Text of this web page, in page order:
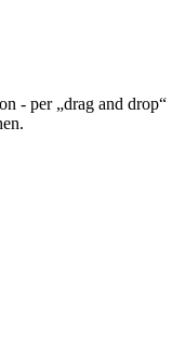
- per „drag and drop“